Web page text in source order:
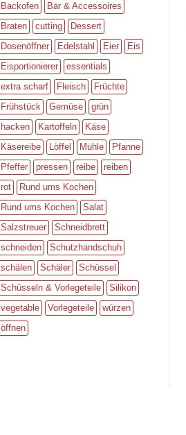
Backofen
Bar & Accessoires
Braten
cutting
Dessert
Dosenöffner
Edelstahl Eier
Eis
Eisportionierer
essentials
extra scharf
Fleisch
Früchte
Frühstück
Gemüse
grün
hacken
Kartoffeln
Käse
Käsereibe
Löffel Mühle
Pfanne
Pfeffer
pressen reibe
reiben
rot
Rund ums Kochen
Rund ums Kochen
Salat
Salzstreuer
Schneidbrett
schneiden
Schutzhandschuh
schälen
Schäler
Schüssel
Schüsseln & Vorlegeteile
Silikon
vegetable
Vorlegeteile
würzen
öffnen